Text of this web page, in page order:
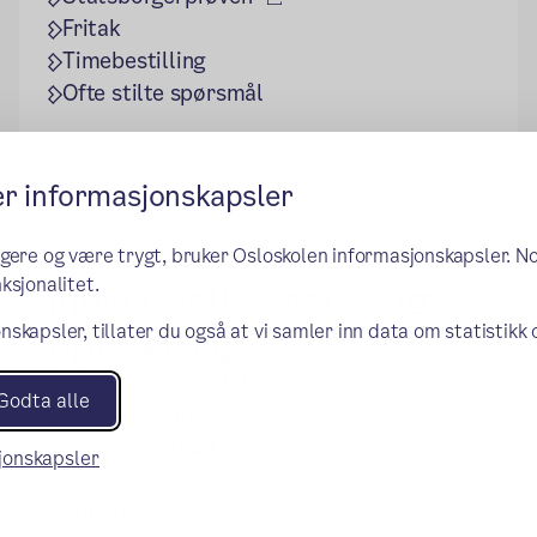
informasjonskapsler
og være trygt, bruker Osloskolen informasjonskapsler.
tillater du også at vi samler inn data om statistikk
alle
Fritak
Timebestilling
Ofte stilte spørsmål
Individuelt tilrettelagt
opplæring
Individuell tilrettelegging
Slik søker du
Svar på søknad